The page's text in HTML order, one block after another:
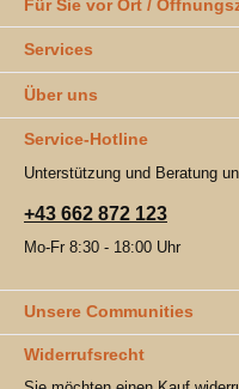
Für Sie vor Ort /
Services
Über uns
Service-Hotline
Unterstützung und Beratung
+43 662 872 123
Mo-Fr 8:30 - 18:00 Uhr
Unsere Communities
Widerrufsrecht